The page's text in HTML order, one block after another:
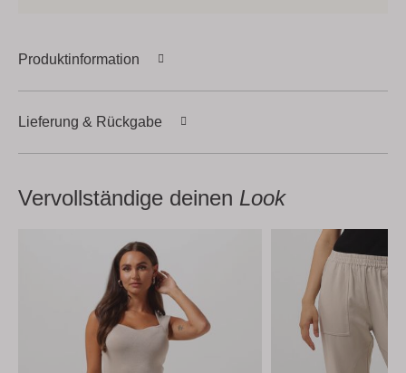
Produktinformation
Lieferung & Rückgabe
Vervollständige deinen Look